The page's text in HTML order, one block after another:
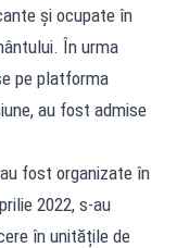
și ocupate în
În urma
pe platforma
au fost admise
fost organizate în
2022, s-au
în unitățile de